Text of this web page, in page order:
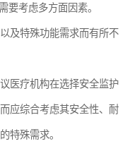
要考虑多方面因素。
及特殊功能需求而有所不
医疗机构在选择安全监护
应综合考虑其安全性、耐
特殊需求。